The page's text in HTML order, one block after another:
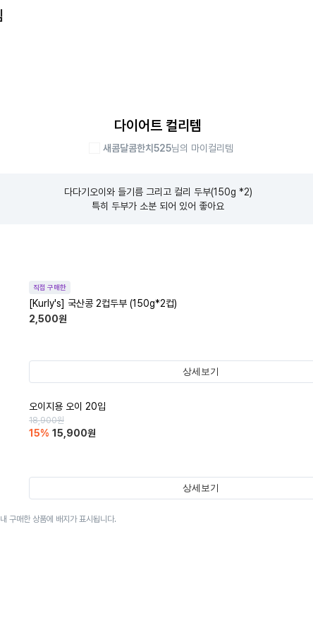
다이어트 컬리템
새콤달콤한치525님의 마이컬리템
다다기오이와 들기름 그리고 컬리 두부(150g *2)
특히 두부가 소분 되어 있어 좋아요
직접 구매한
[Kurly's] 국산콩 2컵두부 (150g*2컵)
2,500원
상세보기
오이지용 오이 20입
18,900원
15% 15,900원
상세보기
구매한 상품에 배지가 표시됩니다.